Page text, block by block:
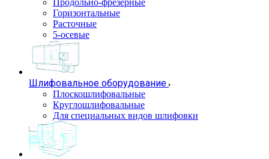
Продольно-фрезерные
Горизонтальные
Расточные
5-осевые
Шлифовальное оборудование
Плоскошлифовальные
Круглошлифовальные
Для специальных видов шлифовки